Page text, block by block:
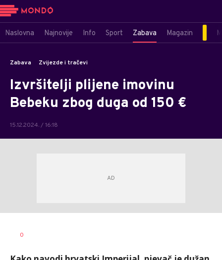
Naslovna Najnovije Info Sport Zabava Magazin
Zabava Zvijezde i tračevi
Izvršitelji plijene imovinu
Bebeku zbog duga od 150 €
15.12.2024. / 16:18
AUTOR
0